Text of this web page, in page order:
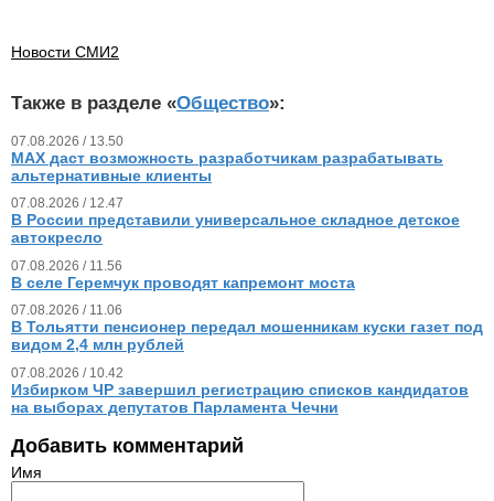
Новости СМИ2
Также в разделе «Общество»:
07.08.2026 / 13.50
MAX даст возможность разработчикам разрабатывать
альтернативные клиенты
07.08.2026 / 12.47
В России представили универсальное складное детское
автокресло
07.08.2026 / 11.56
В селе Геремчук проводят капремонт моста
07.08.2026 / 11.06
В Тольятти пенсионер передал мошенникам куски газет под
видом 2,4 млн рублей
07.08.2026 / 10.42
Избирком ЧР завершил регистрацию списков кандидатов
на выборах депутатов Парламента Чечни
Добавить комментарий
Имя